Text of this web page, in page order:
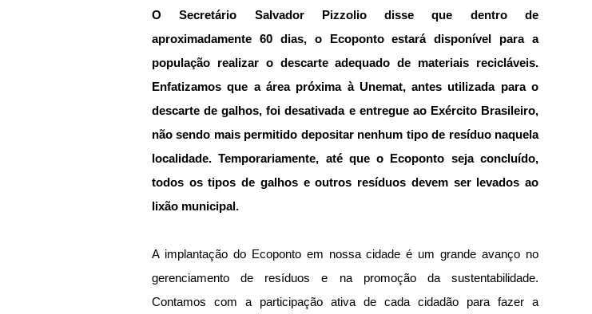
O Secretário Salvador Pizzolio disse que dentro de
aproximadamente 60 dias, o Ecoponto estará disponível para a
população realizar o descarte adequado de materiais recicláveis.
Enfatizamos que a área próxima à Unemat, antes utilizada para o
descarte de galhos, foi desativada e entregue ao Exército Brasileiro,
não sendo mais permitido depositar nenhum tipo de resíduo naquela
localidade. Temporariamente, até que o Ecoponto seja concluído,
todos os tipos de galhos e outros resíduos devem ser levados ao
lixão municipal.
A implantação do Ecoponto em nossa cidade é um grande avanço no
gerenciamento de resíduos e na promoção da sustentabilidade.
Contamos com a participação ativa de cada cidadão para fazer a